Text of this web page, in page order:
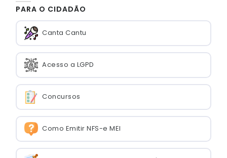
PARA O CIDADÃO
Canta Cantu
Acesso a LGPD
Concursos
Como Emitir NFS-e MEI